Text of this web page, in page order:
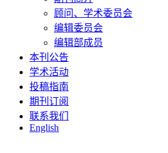
顾问、学术委员会
编辑委员会
编辑部成员
本刊公告
学术活动
投稿指南
期刊订阅
联系我们
English